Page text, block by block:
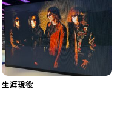
生涯現役